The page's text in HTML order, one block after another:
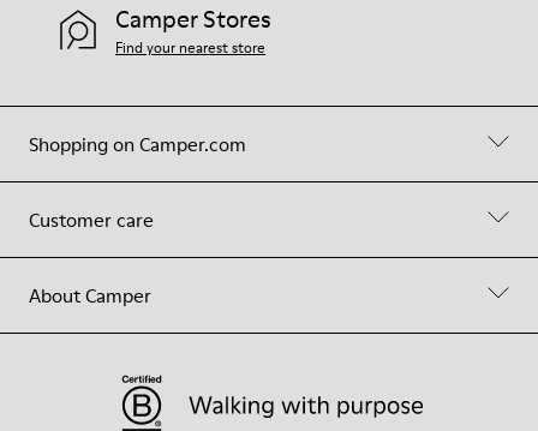
Shopping on Camper.com
Customer care
About Camper
Camper Stores
Find your nearest store